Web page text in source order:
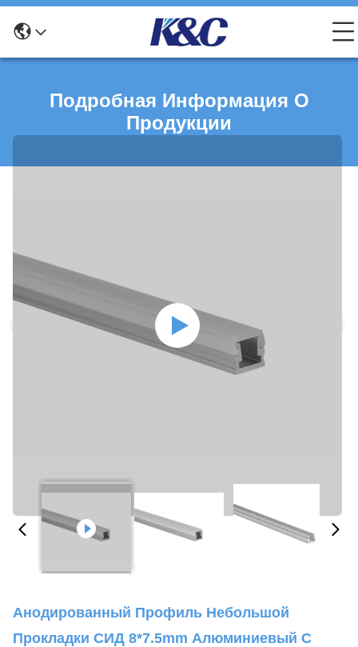
Подробная Информация О
Продукции
Анодированный Профиль Небольшой
Прокладки СИД 8*7.5mm Алюминиевый С